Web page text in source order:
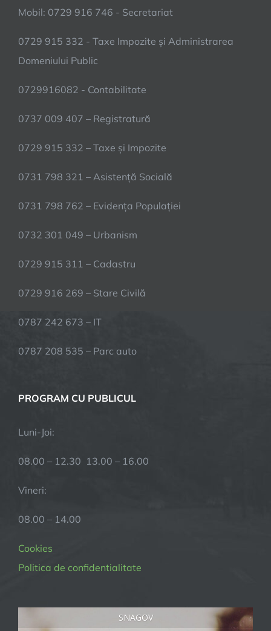
Mobil: 0729 916 746 - Secretariat
0729 915 332 - Taxe Impozite și Administrarea
Domeniului Public
0729916082 - Contabilitate
0737 009 407 – Registratură
0729 915 332 – Taxe și Impozite
0731 798 321 – Asistență Socială
0731 798 762 – Evidența Populației
0732 301 049 – Urbanism
0729 915 311 – Cadastru
0729 916 269 – Stare Civilă
0787 242 673 – IT
0787 208 535 – Parc auto
PROGRAM CU PUBLICUL
Luni-Joi:
08.00 – 12.30 13.00 – 16.00
Vineri:
08.00 – 14.00
Cookies
Politica de confidentialitate
SNAGOV